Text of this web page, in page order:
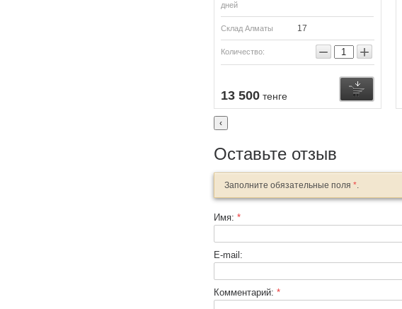
дней
Склад Алматы 17
Количество: − +
13 500 тенге
Купить
‹
Оставьте отзыв
Заполните обязательные поля *.
Имя: *
E-mail:
Комментарий: *